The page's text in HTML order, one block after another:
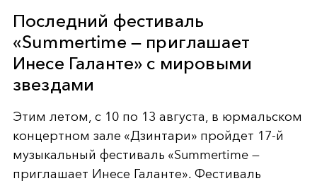
Последний фестиваль
«Summertime — приглашает
Инесе Галанте» с мировыми
звездами
Этим летом, с 10 по 13 августа, в юрмальском
концертном зале «Дзинтари» пройдет 17-й
музыкальный фестиваль «Summertime —
приглашает Инесе Галанте». Фестиваль